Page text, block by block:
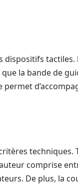
tactiles.
la bande de
techniques.
comprise
De plus, la